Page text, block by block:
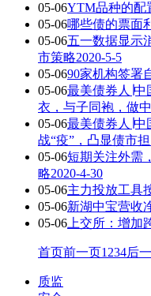
05-06YTM品种的配
05-06哪些债的票面
05-06五一数据显示
市策略2020-5-5
05-0690家机构签署
05-06最美债券人∣
衣，与子同袍，做
05-06最美债券人∣
战“疫”，凸显债市
05-06短期关注外需
略2020-4-30
05-06主力投放工具
05-06新湖中宝营收
05-06 上交所：增加
首页前一页1 234后
质监